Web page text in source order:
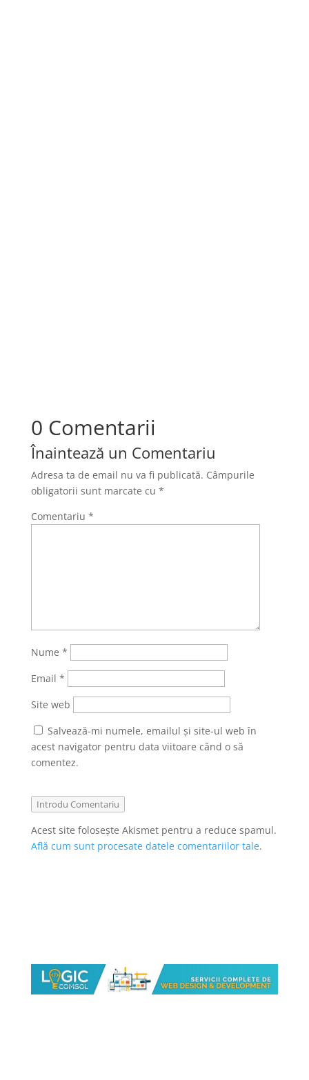
0 Comentarii
Înaintează un Comentariu
Adresa ta de email nu va fi publicată. Câmpurile
obligatorii sunt marcate cu *
Comentariu *
Nume *
Email *
Site web
Salvează-mi numele, emailul și site-ul web în
acest navigator pentru data viitoare când o să
comentez.
Introdu Comentariu
Acest site folosește Akismet pentru a reduce spamul.
Află cum sunt procesate datele comentariilor tale.